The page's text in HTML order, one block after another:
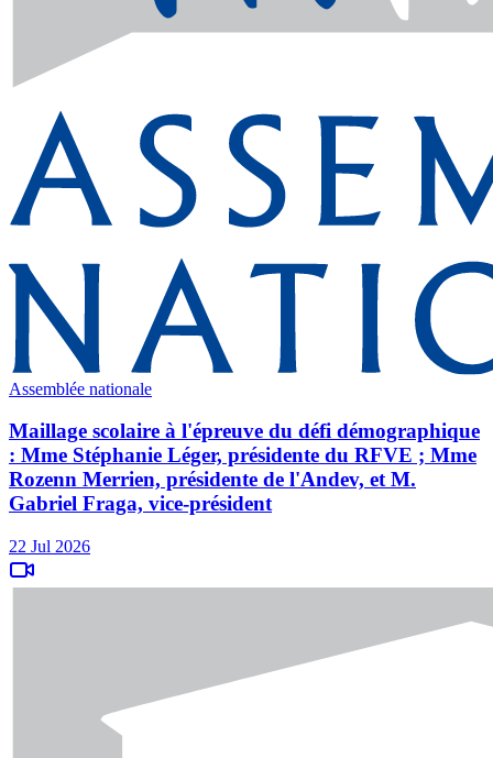
Assemblée nationale
Maillage scolaire à l'épreuve du défi démographique
: Mme Stéphanie Léger, présidente du RFVE ; Mme
Rozenn Merrien, présidente de l'Andev, et M.
Gabriel Fraga, vice-président
22 Jul 2026